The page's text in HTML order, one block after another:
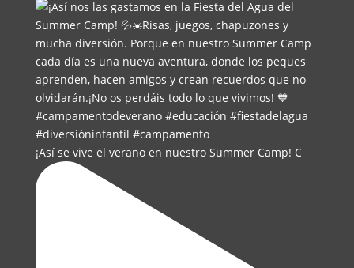
¡Así se vive el verano en nuestro Summer Camp! C